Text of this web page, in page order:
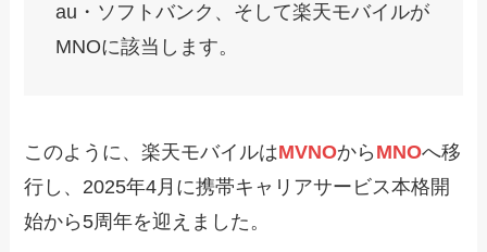
au・ソフトバンク、そして楽天モバイルが
MNOに該当します。
このように、楽天モバイルはMVNOから MNOへ移
行し、2025年4月に携帯キャリアサービス本格開
始から5周年を迎えました。